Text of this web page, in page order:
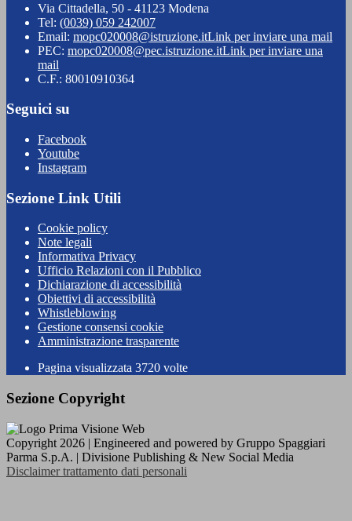
Via Cittadella, 50 - 41123 Modena
Tel: (0039) 059 242007
Email: mopc020008@istruzione.itLink per inviare una mail
PEC: mopc020008@pec.istruzione.itLink per inviare una
mail
C.F.: 80010910364
Seguici su
Facebook
Youtube
Instagram
Sezione Link Utili
Cookie policy
Note legali
Informativa Privacy
Ufficio Relazioni con il Pubblico
Dichiarazione di accessibilità
Obiettivi di accessibilità
Whistleblowing
Gestione consensi cookie
Amministrazione trasparente
Pagina visualizzata 3720 volte
Sezione Copyright
Copyright 2026 | Engineered and powered by Gruppo Spaggiari
Parma S.p.A. | Divisione Publishing & New Social Media
Disclaimer trattamento dati personali